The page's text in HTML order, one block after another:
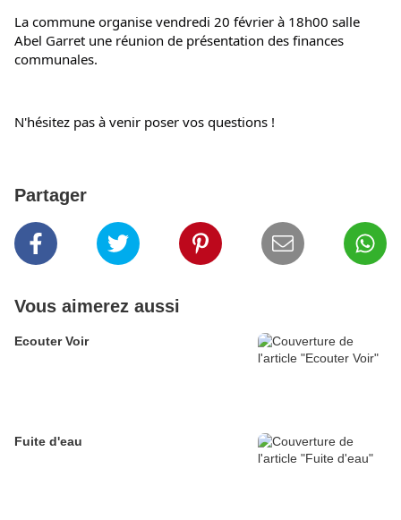
La commune organise vendredi 20 février à 18h00 salle
Abel Garret une réunion de présentation des finances
communales.
N'hésitez pas à venir poser vos questions !
Partager
Vous aimerez aussi
Ecouter Voir
Fuite d'eau